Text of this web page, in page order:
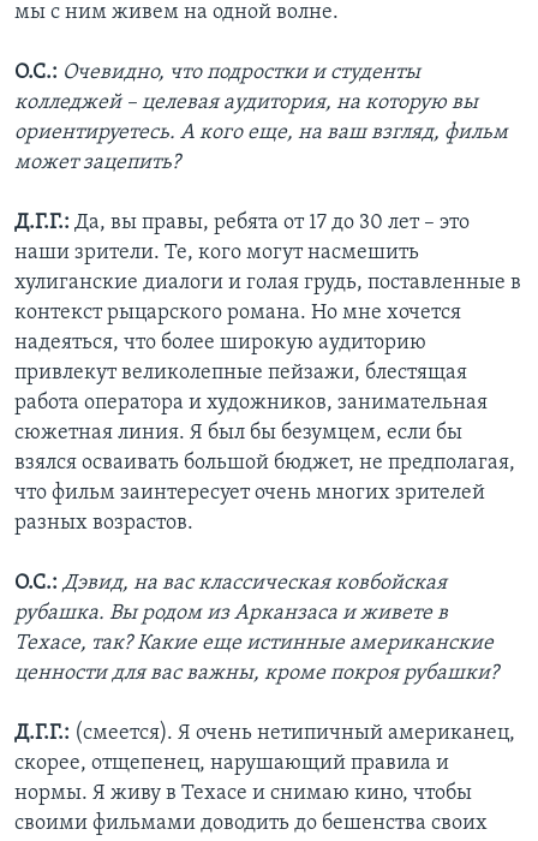
мы с ним живем на одной волне.
О.С.: Очевидно, что подростки и студенты
колледжей – целевая аудитория, на которую вы
ориентируетесь. А кого еще, на ваш взгляд, фильм
может зацепить?
Д.Г.Г.: Да, вы правы, ребята от 17 до 30 лет – это
наши зрители. Те, кого могут насмешить
хулиганские диалоги и голая грудь, поставленные в
контекст рыцарского романа. Но мне хочется
надеяться, что более широкую аудиторию
привлекут великолепные пейзажи, блестящая
работа оператора и художников, занимательная
сюжетная линия. Я был бы безумцем, если бы
взялся осваивать большой бюджет, не предполагая,
что фильм заинтересует очень многих зрителей
разных возрастов.
О.С.: Дэвид, на вас классическая ковбойская
рубашка. Вы родом из Арканзаса и живете в
Техасе, так? Какие еще истинные американские
ценности для вас важны, кроме покроя рубашки?
Д.Г.Г.: (смеется). Я очень нетипичный американец,
скорее, отщепенец, нарушающий правила и
нормы. Я живу в Техасе и снимаю кино, чтобы
своими фильмами доводить до бешенства своих